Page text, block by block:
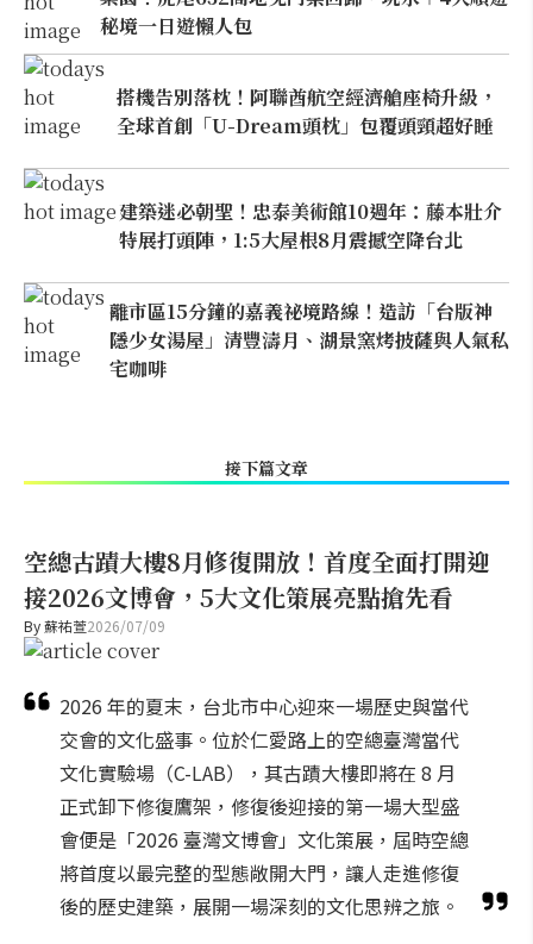
秘境一日遊懶人包
搭機告別落枕！阿聯酋航空經濟艙座椅升級，
全球首創「U-Dream頭枕」包覆頭頸超好睡
建築迷必朝聖！忠泰美術館10週年：藤本壯介
特展打頭陣，1:5大屋根8月震撼空降台北
離市區15分鐘的嘉義祕境路線！造訪「台版神
隱少女湯屋」清豐濤月、湖景窯烤披薩與人氣私
宅咖啡
接下篇文章
空總古蹟大樓8月修復開放！首度全面打開迎
接2026文博會，5大文化策展亮點搶先看
By蘇祐萱2026/07/09
2026 年的夏末，台北市中心迎來一場歷史與當代
交會的文化盛事。位於仁愛路上的空總臺灣當代
文化實驗場（C-LAB），其古蹟大樓即將在 8 月
正式卸下修復鷹架，修復後迎接的第一場大型盛
會便是「2026 臺灣文博會」文化策展，屆時空總
將首度以最完整的型態敞開大門，讓人走進修復
後的歷史建築，展開一場深刻的文化思辨之旅。